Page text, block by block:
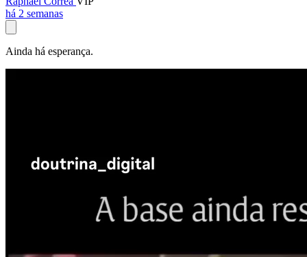
há 2 semanas
Ainda há esperança.